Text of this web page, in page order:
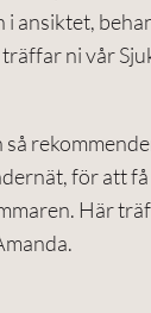
i ansiktet,
ni vår
så
för att
Här